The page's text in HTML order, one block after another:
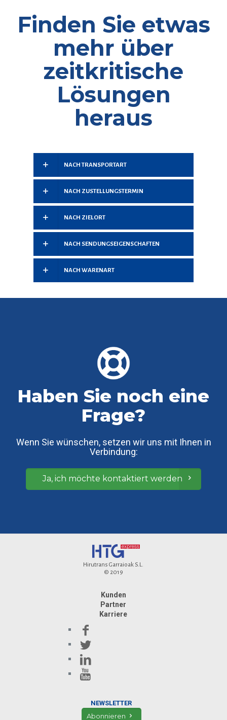
Finden Sie etwas
mehr über
zeitkritische
Lösungen
heraus
NACH TRANSPORTART
NACH ZUSTELLUNGSTERMIN
NACH ZIELORT
NACH SENDUNGSEIGENSCHAFTEN
NACH WARENART
Haben Sie noch eine
Frage?
Wenn Sie wünschen, setzen wir uns mit Ihnen in
Verbindung:
Ja, ich möchte kontaktiert werden
Hirutrans Garraioak S.L.
© 2019
Kunden
Partner
Karriere
NEWSLETTER
Abonnieren